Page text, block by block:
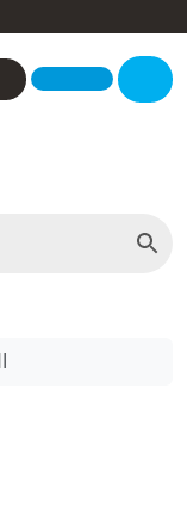
Account